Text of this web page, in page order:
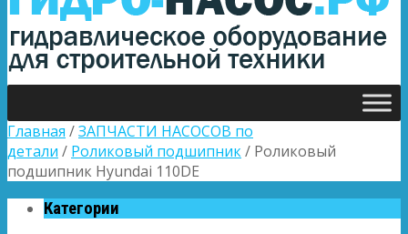
Главная /ЗАПЧАСТИ НАСОСОВ по
детали / Роликовый подшипник/ Роликовый
подшипник Hyundai 110DE
Категории